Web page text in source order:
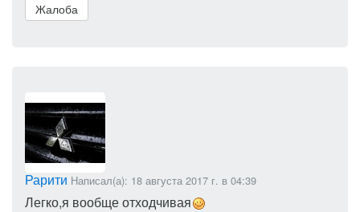
Жалоба
Рарити Написал(а): 18 августа 2017 г. в 04:39
Легко,я вообще отходчивая